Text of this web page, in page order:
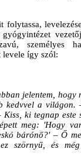
személyes
levele így szól:
jelentem, hogy
kedvvel a világon.
ki tegnap este
meg: 'Hogy
bárónő?' – Ő
szörnyű, és